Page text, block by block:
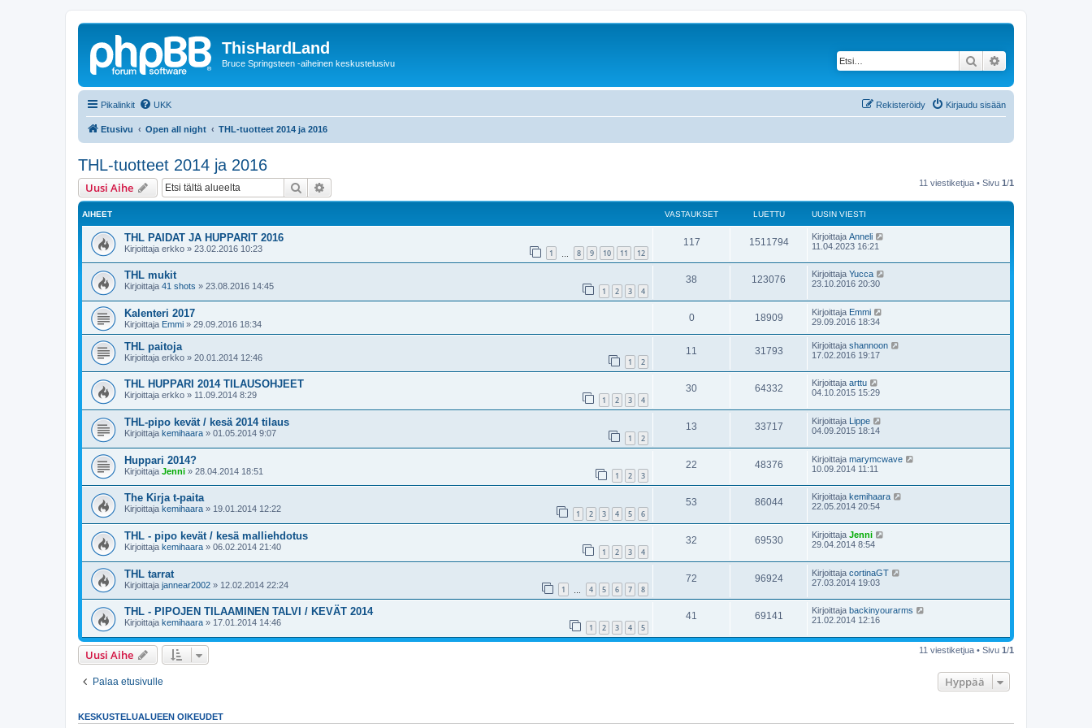
ThisHardLand
Bruce Springsteen -aiheinen keskustelusivu Etsi
Pikalinkit UKK Kirjaudu sisään
Rekisteröidy
Etusivu Open all night THL-tuotteet 2014 ja 2016
THL-tuotteet 2014 ja 2016
Uusi Aihe Etsi 11 viestiketjua • Sivu 1/1
AIHEET VASTAUKSET LUETTU UUSIN VIESTI
THL PAIDAT JA HUPPARIT 2016
Kirjoittaja erkko » 23.02.2016 10:23 1 8 9 10 11 12
117 1511794 Kirjoittaja Anneli
11.04.2023 16:21
THL mukit
Kirjoittaja 41 shots » 23.08.2016 14:45 1 2 3 4
38 123076 Kirjoittaja Yucca
23.10.2016 20:30
Kalenteri 2017
Kirjoittaja Emmi » 29.09.2016 18:34
0 18909 Kirjoittaja Emmi
29.09.2016 18:34
THL paitoja
Kirjoittaja erkko » 20.01.2014 12:46 1 2
11 31793 Kirjoittaja shannoon
17.02.2016 19:17
THL HUPPARI 2014 TILAUSOHJEET
Kirjoittaja erkko » 11.09.2014 8:29 1 2 3 4
30 64332 Kirjoittaja arttu
04.10.2015 15:29
THL-pipo kevät / kesä 2014 tilaus
Kirjoittaja kemihaara » 01.05.2014 9:07 1 2
13 33717 Kirjoittaja Lippe
04.09.2015 18:14
Huppari 2014?
Kirjoittaja Jenni » 28.04.2014 18:51 1 2 3
22 48376 Kirjoittaja marymcwave
10.09.2014 11:11
The Kirja t-paita
Kirjoittaja kemihaara » 19.01.2014 12:22 1 2 3 4 5 6
53 86044 Kirjoittaja kemihaara
22.05.2014 20:54
THL - pipo kevät / kesä malliehdotus
Kirjoittaja kemihaara » 06.02.2014 21:40 1 2 3 4
32 69530 Kirjoittaja Jenni
29.04.2014 8:54
THL tarrat
Kirjoittaja jannear2002 » 12.02.2014 22:24 1 4 5 6 7 8
72 96924 Kirjoittaja cortinaGT
27.03.2014 19:03
THL - PIPOJEN TILAAMINEN TALVI / KEVÄT 2014
Kirjoittaja kemihaara » 17.01.2014 14:46 1 2 3 4 5
41 69141 Kirjoittaja backinyourarms
21.02.2014 12:16
Uusi Aihe 11 viestiketjua • Sivu 1/1
Palaa etusivulle Hyppää
KESKUSTELUALUEEN OIKEUDET